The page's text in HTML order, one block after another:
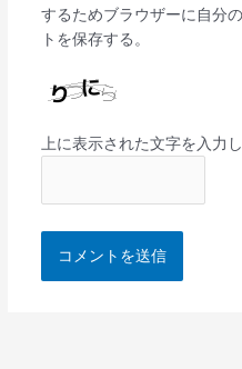
するためブラウザーに自分
トを保存する。
上に表示された文字を入力